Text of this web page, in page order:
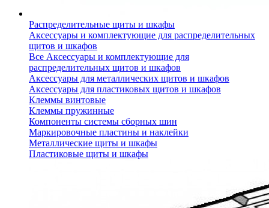
Распределительные щиты и шкафы
Аксессуары и комплектующие для распределительных
щитов и шкафов
Все Аксессуары и комплектующие для
распределительных щитов и шкафов
Аксессуары для металлических щитов и шкафов
Аксессуары для пластиковых щитов и шкафов
Клеммы винтовые
Клеммы пружинные
Компоненты системы сборных шин
Маркировочные пластины и наклейки
Металлические щиты и шкафы
Пластиковые щиты и шкафы